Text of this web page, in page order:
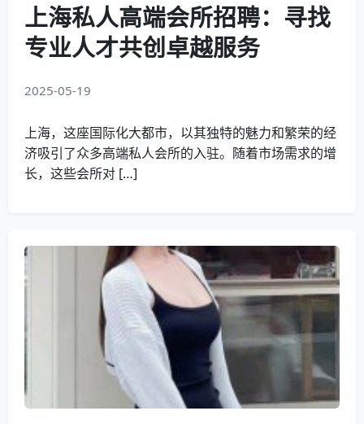
上海私人高端会所招聘：寻找
专业人才共创卓越服务
2025-05-19
上海，这座国际化大都市，以其独特的魅力和繁荣的经
济吸引了众多高端私人会所的入驻。随着市场需求的增
长，这些会所对 […]